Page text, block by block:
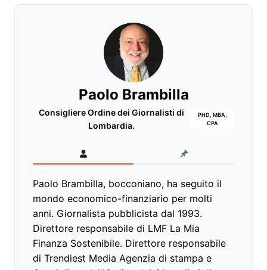
Paolo Brambilla
Consigliere Ordine dei Giornalisti di
Lombardia.
PHD, MBA,
CPA
Paolo Brambilla, bocconiano, ha seguito il
mondo economico-finanziario per molti
anni. Giornalista pubblicista dal 1993.
Direttore responsabile di LMF La Mia
Finanza Sostenibile. Direttore responsabile
di Trendiest Media Agenzia di stampa e